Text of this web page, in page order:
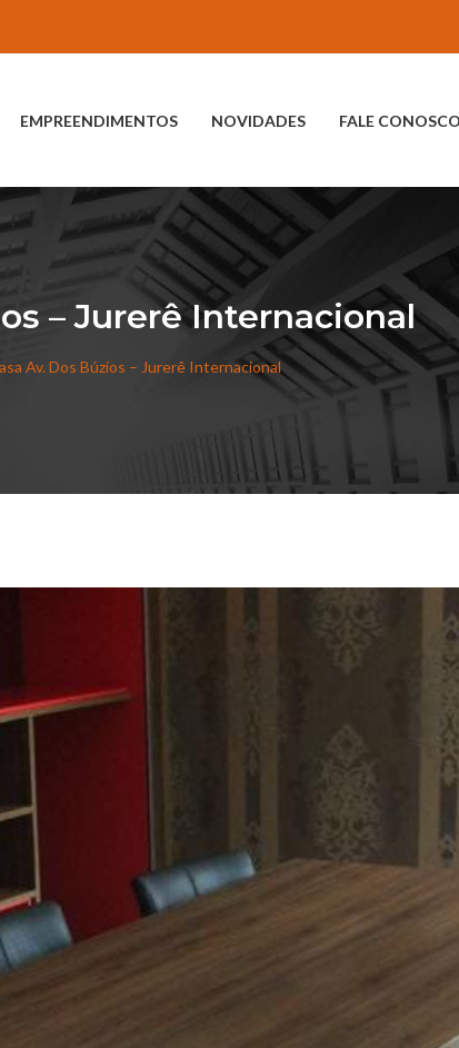
EMPREENDIMENTOS NOVIDADES FALE CONOSCO
– Jurerê Internacional
Av. Dos Búzios – Jurerê Internacional